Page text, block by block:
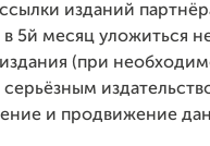
изданий
5й месяц уложиться
(при
и продвижение